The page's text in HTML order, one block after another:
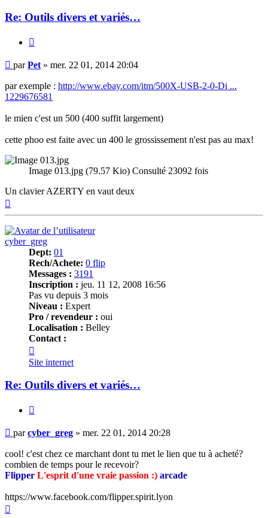
Re: Outils divers et variés…
Message
parPet » mer. 22 01, 2014 20:04
par exemple : http://www.ebay.com/itm/500X-USB-2-0-Di ...
1229676581
le mien c'est un 500 (400 suffit largement)
cette phoo est faite avec un 400 le grossissement n'est pas au max!
Image 013.jpg (79.57 Kio) Consulté 23092 fois
Un clavier AZERTY en vaut deux
cyber_greg
Dept: 01
Rech/Achete: 0 flip
Messages : 3191
Inscription : jeu. 11 12, 2008 16:56
Pas vu depuis 3 mois
Niveau : Expert
Pro / revendeur : oui
Localisation : Belley
Contact :
cyber_greg
Site internet
Re: Outils divers et variés…
Message
parcyber_greg » mer. 22 01, 2014 20:28
cool! c'est chez ce marchant dont tu met le lien que tu à acheté?
combien de temps pour le recevoir?
Flipper L'esprit d'une vraie passion :) arcade
https://www.facebook.com/flipper.spirit.lyon